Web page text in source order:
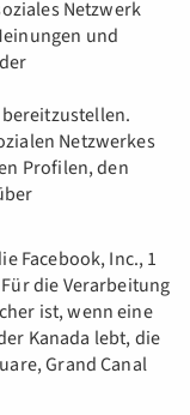
Netzwerk
und
Netzwerkes
Profilen, den
Facebook, Inc., 1
Für die Verarbeitung
ist, wenn eine
Kanada lebt, die
Grand Canal